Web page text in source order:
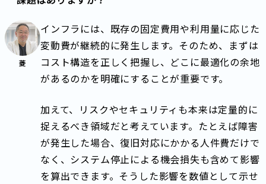
菱
インフラには、既存の固定費用や利用量に応じた
変動費が継続的に発生します。そのため、まずは
コスト構造を正しく把握し、どこに最適化の余地
があるのかを明確にすることが重要です。
加えて、リスクやセキュリティも本来は定量的に
捉えるべき領域だと考えています。たとえば障害
が発生した場合、復旧対応にかかる人件費だけで
なく、システム停止による機会損失も含めて影響
を算出できます。そうした影響を数値として示せ